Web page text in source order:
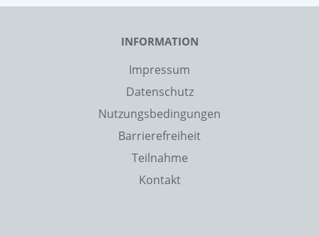
INFORMATION
Impressum
Datenschutz
Nutzungsbedingungen
Barrierefreiheit
Teilnahme
Kontakt